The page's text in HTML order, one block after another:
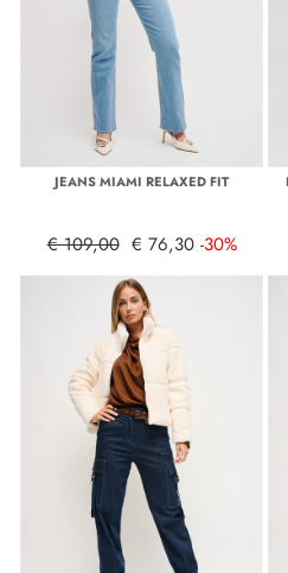
JEANS MIAMI RELAXED FIT
€ 109,00 € 76,30 -30%